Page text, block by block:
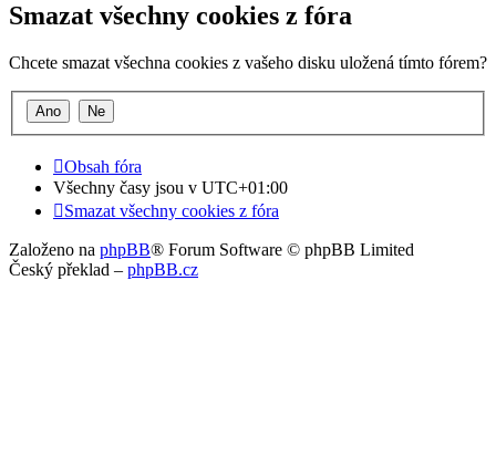
Smazat všechny cookies z fóra
Chcete smazat všechna cookies z vašeho disku uložená tímto fórem?
Obsah fóra
Všechny časy jsou v UTC+01:00
Smazat všechny cookies z fóra
Založeno na phpBB® Forum Software © phpBB Limited
Český překlad – phpBB.cz